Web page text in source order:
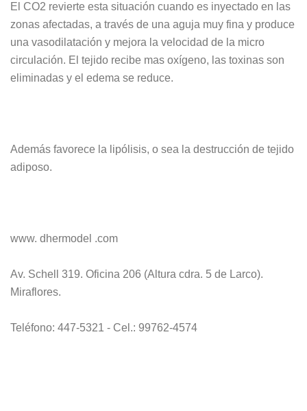
El CO2 revierte esta situación cuando es inyectado en las
zonas afectadas, a través de una aguja muy fina y produce
una vasodilatación y mejora la velocidad de la micro
circulación. El tejido recibe mas oxígeno, las toxinas son
eliminadas y el edema se reduce.
Además favorece la lipólisis, o sea la destrucción de tejido
adiposo.
www. dhermodel .com
Av. Schell 319. Oficina 206 (Altura cdra. 5 de Larco).
Miraflores.
Teléfono: 447-5321 - Cel.: 99762-4574